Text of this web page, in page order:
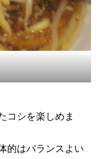
コシを楽しめま
的はバランスよい